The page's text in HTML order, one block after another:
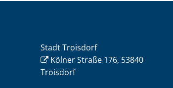
Stadt Troisdorf
Kölner Straße 176, 53840
Troisdorf